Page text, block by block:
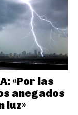
«Por las
anegados
luz»